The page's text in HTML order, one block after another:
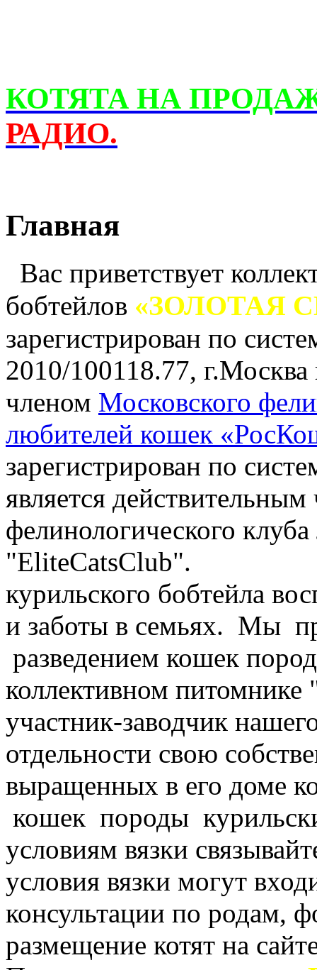
КОТЯТА НА
РАДИО.
Главная
Вас приветствует
бобтейлов «ЗОЛОТАЯ
зарегистрирован по
2010/100118.77, г.Москва
членом Московского
любителей кошек
зарегистрирован по
является
фелинологического
"EliteCatsClub".
курильского бобтейла
и заботы в семьях. Мы
разведением кошек
коллективном
участник-заводчик
отдельности свою
выращенных в его доме
кошек породы
условиям вязки
условия вязки могут
консультации по родам,
размещение котят на